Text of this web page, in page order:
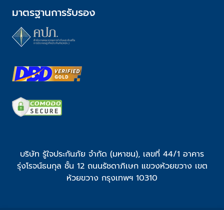
มาตรฐานการรับรอง
บริษัท รู้ใจประกันภัย จำกัด (มหาชน), เลขที่ 44/1 อาคาร
รุ่งโรจน์ธนกุล ชั้น 12 ถนนรัชดาภิเษก แขวงห้วยขวาง เขต
ห้วยขวาง กรุงเทพฯ 10310